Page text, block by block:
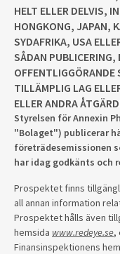
HELT ELLER DELVIS,
HONGKONG, JAPAN,
SYDAFRIKA, USA
SÅDAN
TILLÄMPLIG LAG
ELLER ANDRA
Styrelsen för Annexin
"Bolaget") publicerar
företrädesemissionen
har idag godkänts och
Prospektet finns
all annan information
Prospektet hålls även
hemsida www.redeye.se,
Finansinspektionens